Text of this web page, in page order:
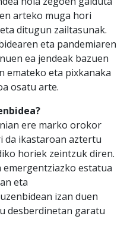
arteko muga hori
ditugun zailtasunak.
eta pandemiaren
ea jendeak bazuen
emateko eta pixkanaka
osatu arte.
ere marko orokor
da ikastaroan aztertu
horiek zeintzuk diren.
emergentziazko estatua
eta
izan duen
desberdinetan garatu